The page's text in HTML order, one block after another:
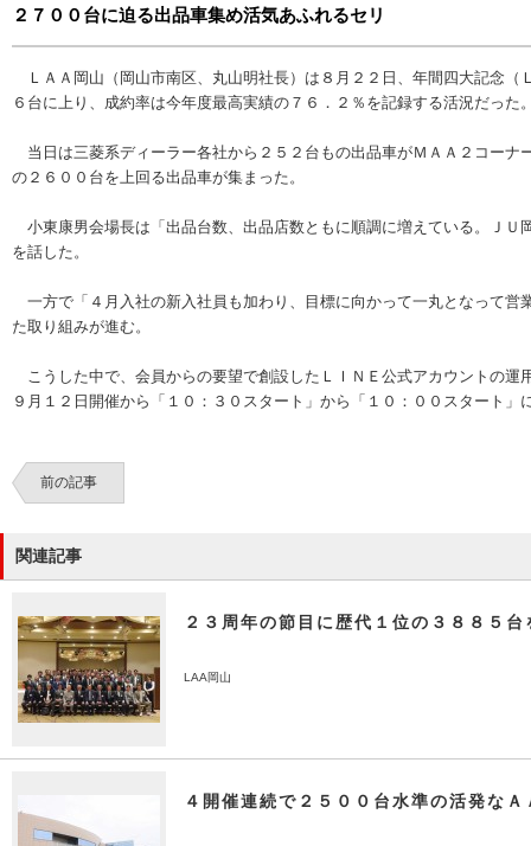
２７００台に迫る出品車集め活気あふれるセリ
ＬＡＡ岡山（岡山市南区、丸山明社長）は８月２２日、年間四大記念（
６台に上り、成約率は今年度最高実績の７６．２％を記録する活況だった。
当日は三菱系ディーラー各社から２５２台もの出品車がＭＡＡ２コーナ
の２６００台を上回る出品車が集まった。
小東康男会場長は「出品台数、出品店数ともに順調に増えている。ＪＵ
を話した。
一方で「４月入社の新入社員も加わり、目標に向かって一丸となって営
た取り組みが進む。
こうした中で、会員からの要望で創設したＬＩＮＥ公式アカウントの運
９月１２日開催から「１０：３０スタート」から「１０：００スタート」
前の記事
関連記事
２３周年の節目に歴代１位の３８８５台
LAA岡山
４開催連続で２５００台水準の活発なＡ